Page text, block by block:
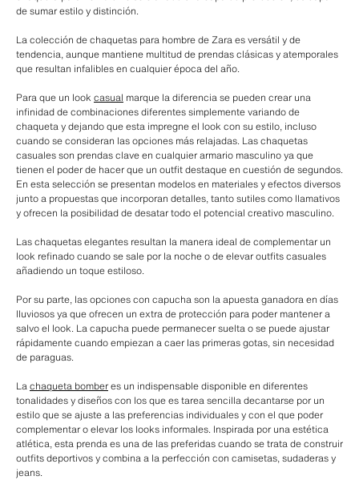
de sumar estilo y distinción.
La colección de chaquetas para hombre de Zara es versátil y de
tendencia, aunque mantiene multitud de prendas clásicas y atemporales
que resultan infalibles en cualquier época del año.
Para que un look casual marque la diferencia se pueden crear una
infinidad de combinaciones diferentes simplemente variando de
chaqueta y dejando que esta impregne el look con su estilo, incluso
cuando se consideran las opciones más relajadas. Las chaquetas
casuales son prendas clave en cualquier armario masculino ya que
tienen el poder de hacer que un outfit destaque en cuestión de segundos.
En esta selección se presentan modelos en materiales y efectos diversos
junto a propuestas que incorporan detalles, tanto sutiles como llamativos
y ofrecen la posibilidad de desatar todo el potencial creativo masculino.
Las chaquetas elegantes resultan la manera ideal de complementar un
look refinado cuando se sale por la noche o de elevar outfits casuales
añadiendo un toque estiloso.
Por su parte, las opciones con capucha son la apuesta ganadora en días
lluviosos ya que ofrecen un extra de protección para poder mantener a
salvo el look. La capucha puede permanecer suelta o se puede ajustar
rápidamente cuando empiezan a caer las primeras gotas, sin necesidad
de paraguas.
Lachaqueta bomberes un indispensable disponible en diferentes
tonalidades y diseños con los que es tarea sencilla decantarse por un
estilo que se ajuste a las preferencias individuales y con el que poder
complementar o elevar los looks informales. Inspirada por una estética
atlética, esta prenda es una de las preferidas cuando se trata de construir
outfits deportivos y combina a la perfección con camisetas, sudaderas y
jeans.